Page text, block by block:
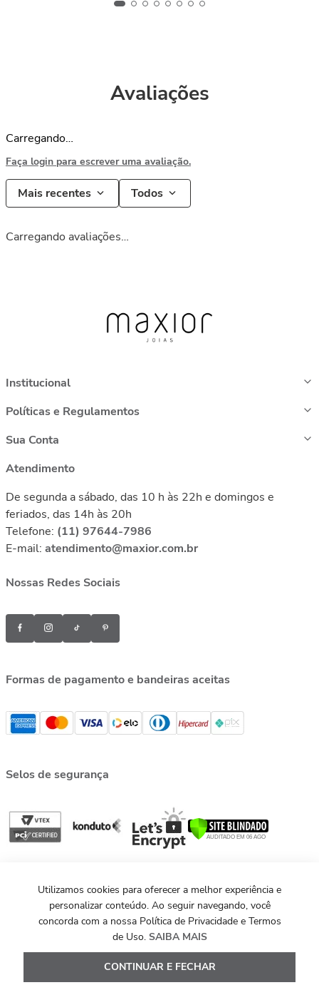
Avaliações
Carregando…
Faça login para escrever uma avaliação.
Mais recentes Todos
Carregando avaliações…
Institucional
Políticas e Regulamentos
Sua Conta
Atendimento
De segunda a sábado, das 10 h às 22h e domingos e
feriados, das 14h às 20h
Telefone: (11) 97644-7986
E-mail: atendimento@maxior.com.br
Nossas Redes Sociais
Formas de pagamento e bandeiras aceitas
Selos de segurança
©MAXIOR 2013 - 2026. Todos os direitos reservados.
Development Evoluted
Utilizamos cookies para oferecer a melhor experiência e
personalizar conteúdo. Ao seguir navegando, você
concorda com a nossa Política de Privacidade e Termos
de Uso. SAIBA MAIS
CONTINUAR E FECHAR